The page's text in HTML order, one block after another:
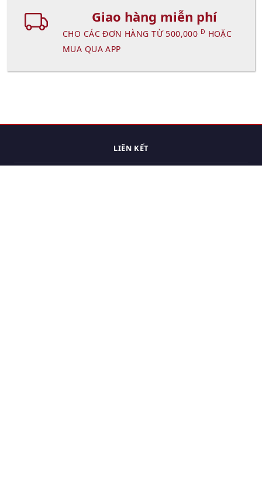
Giao hàng miễn phí
CHO CÁC ĐƠN HÀNG TỪ 500,000 Đ HOẶC
MUA QUA APP
LIÊN KẾT